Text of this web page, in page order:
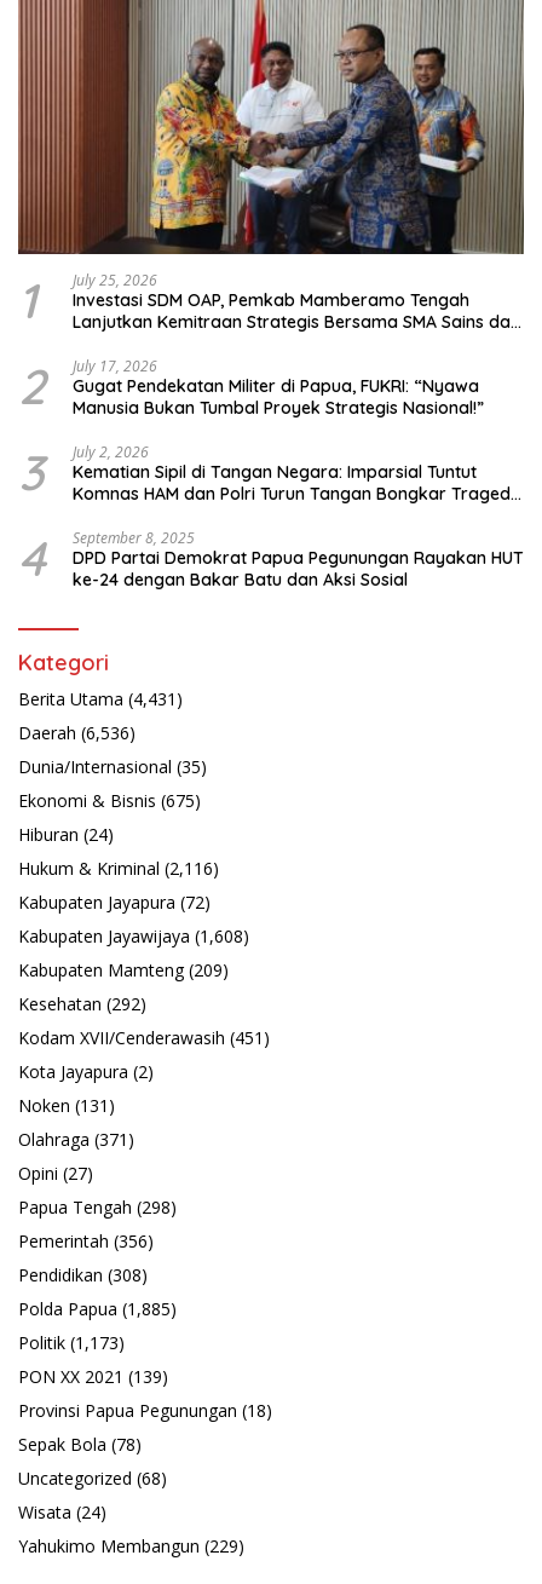
1 July 25, 2026
Investasi SDM OAP, Pemkab Mamberamo Tengah
Lanjutkan Kemitraan Strategis Bersama SMA Sains dan
2 July 17, 2026
Gugat Pendekatan Militer di Papua, FUKRI: “Nyawa
Manusia Bukan Tumbal Proyek Strategis Nasional!”
3 July 2, 2026
Kematian Sipil di Tangan Negara: Imparsial Tuntut
Komnas HAM dan Polri Turun Tangan Bongkar Tragedi
4 September 8, 2025
DPD Partai Demokrat Papua Pegunungan Rayakan HUT
ke-24 dengan Bakar Batu dan Aksi Sosial
Kategori
Berita Utama (4,431)
Daerah (6,536)
Dunia/Internasional (35)
Ekonomi & Bisnis (675)
Hiburan (24)
Hukum & Kriminal (2,116)
Kabupaten Jayapura (72)
Kabupaten Jayawijaya (1,608)
Kabupaten Mamteng(209)
Kesehatan (292)
Kodam XVII/Cenderawasih (451)
Kota Jayapura (2)
Noken (131)
Olahraga (371)
Opini (27)
Papua Tengah (298)
Pemerintah (356)
Pendidikan (308)
Polda Papua (1,885)
Politik (1,173)
PON XX 2021 (139)
Provinsi Papua Pegunungan (18)
Sepak Bola (78)
Uncategorized (68)
Wisata (24)
Yahukimo Membangun (229)